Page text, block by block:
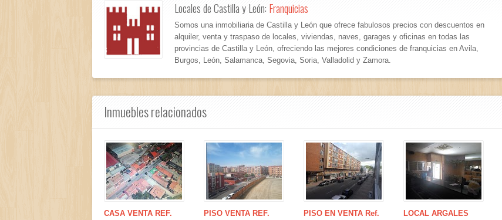
Locales de Castilla y León: Franquicias
Somos una inmobiliaria de Castilla y León que ofrece fabulosos precios con descuentos en
alquiler, venta y traspaso de locales, viviendas, naves, garages y oficinas en todas las
provincias de Castilla y León, ofreciendo las mejores condiciones de franquicias en Avila,
Burgos, León, Salamanca, Segovia, Soria, Valladolid y Zamora.
Inmuebles relacionados
CASA VENTA REF.
PISO VENTA REF.
PISO EN VENTA Ref.
LOCAL ARGALES